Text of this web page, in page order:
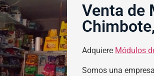
Venta de
Adquiere Módulos
Somos una